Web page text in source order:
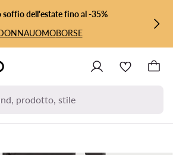
PRINCIPALE
soffio dell'estate fino al -35%
UOMOBORSE
prodotto, stile